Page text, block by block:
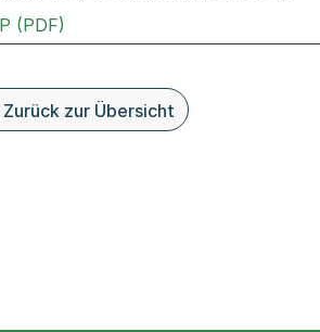
(PDF)
Zurück zur Übersicht